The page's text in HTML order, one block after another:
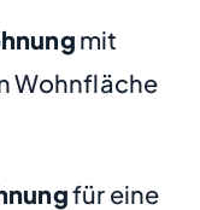
mit
Wohnfläche
für eine